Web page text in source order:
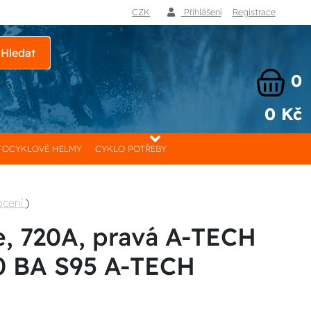
CZK Přihlášení Registrace
Hledat
0
0 Kč
HELMY CYKLO POTŘEBY
)
720A, pravá A-TECH
BA S95 A-TECH